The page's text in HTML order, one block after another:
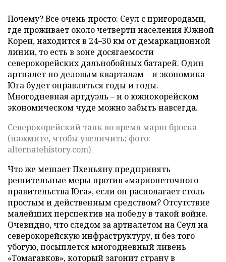
Почему? Все очень просто: Сеул с пригородами,
где проживает около четверти населения Южной
Кореи, находится в 24–30 км от демаркационной
линии, то есть в зоне досягаемости
северокорейских дальнобойных батарей. Один
артналет по деловым кварталам – и экономика
Юга будет оправляться годы и годы.
Многодневная артдуэль – и о южнокорейском
экономическом чуде можно забыть навсегда.
Северокорейский танк во время марш броска
(нажмите, чтобы увеличить; фото:
alternatehistory.com)
Что же мешает Пхеньяну предпринять
решительные меры против «марионеточного
правительства Юга», если он располагает столь
простым и действенным средством? Отсутствие
малейших перспектив на победу в такой войне.
Очевидно, что следом за артналетом на Сеул на
северокорейскую инфраструктуру, и без того
убогую, посыплется многодневный ливень
«Томагавков», который загонит страну в